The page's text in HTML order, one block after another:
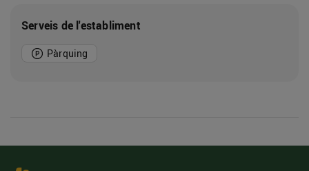
Serveis de l'establiment
Pàrquing